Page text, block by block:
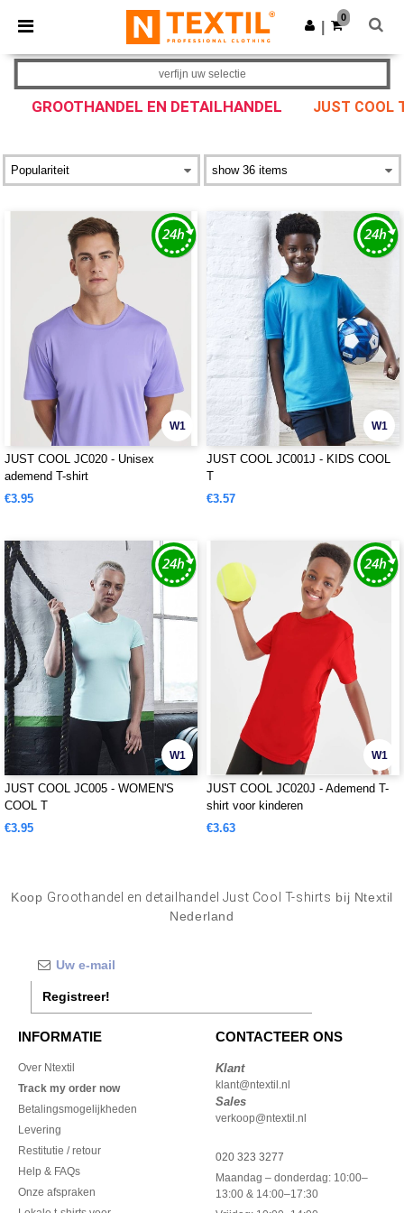
× Ntextil-app
Betere prijzen in de app!
Download app
0
GROOTHANDEL EN DETAILHANDEL JUST COOL
verfijn uw selectie
W1
JUST COOL JC020 - Unisex
ademend T-shirt
€3.95
W1
JUST COOL JC001J - KIDS COOL
T
€3.57
W1
JUST COOL JC005 - WOMEN'S
COOL T
€3.95
W1
JUST COOL JC020J - Ademend T-
shirt voor kinderen
€3.63
Koop Groothandel en detailhandel Just Cool T-shirts bij Ntextil
Nederland
Registreer!
INFORMATIE
Over Ntextil
Track my order now
Betalingsmogelijkheden
Levering
Restitutie / retour
Help & FAQs
Onze afspraken
CONTACTEER ONS
Klant
klant@ntextil.nl
Sales
verkoop@ntextil.nl
020 323 3277
Maandag – donderdag: 10:00–
13:00 & 14:00–17:30